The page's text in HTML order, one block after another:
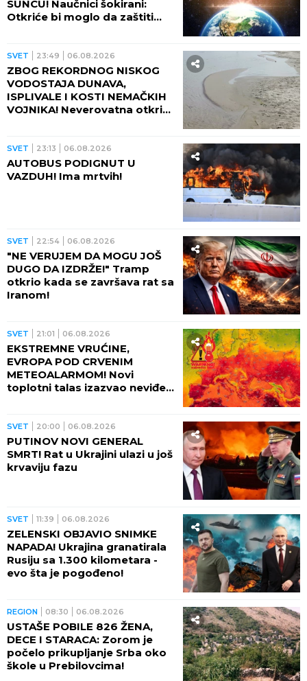
SUNCU! Naučnici šokirani:
Otkriće bi moglo da zaštiti
SVET 23:49 06.08.2026
ZBOG REKORDNOG NISKOG
VODOSTAJA DUNAVA,
ISPLIVALE I KOSTI NEMAČKIH
VOJNIKA! Neverovatna otkrića
SVET 23:13 06.08.2026
AUTOBUS PODIGNUT U
VAZDUH! Ima mrtvih!
SVET 22:54 06.08.2026
"NE VERUJEM DA MOGU JOŠ
DUGO DA IZDRŽE!" Tramp
otkrio kada se završava rat sa
Iranom!
SVET 21:01 06.08.2026
EKSTREMNE VRUĆINE,
EVROPA POD CRVENIM
METEOALARMOM! Novi
toplotni talas izazvao neviđeni
SVET 20:00 06.08.2026
PUTINOV NOVI GENERAL
SMRT! Rat u Ukrajini ulazi u još
krvaviju fazu
SVET 11:39 06.08.2026
ZELENSKI OBJAVIO SNIMKE
NAPADA! Ukrajina granatirala
Rusiju sa 1.300 kilometara -
evo šta je pogođeno!
REGION 08:30 06.08.2026
USTAŠE POBILE 826 ŽENA,
DECE I STARACA: Zorom je
počelo prikupljanje Srba oko
škole u Prebilovcima!